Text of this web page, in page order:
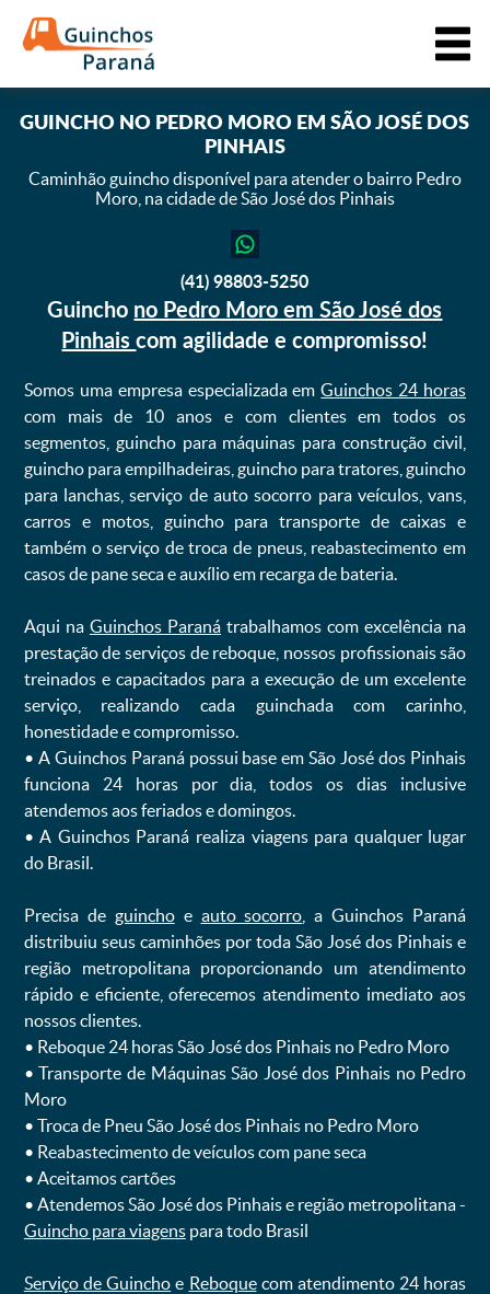
GUINCHONO PEDRO MORO EM SÃO JOSÉ DOS
PINHAIS
Caminhão guincho disponível para atender o bairro Pedro
Moro, na cidade de São José dos Pinhais
(41) 98803-5250
Guincho no Pedro Moro em São José dos
Pinhaiscom agilidade e compromisso!
Somos uma empresa especializada emGuinchos 24 horas
com mais de 10 anos e com clientes em todos os
segmentos, guincho para máquinas para construção civil,
guincho para empilhadeiras, guincho para tratores, guincho
para lanchas, serviço de auto socorro para veículos, vans,
carros e motos, guincho para transporte de caixas e
também o serviço de troca de pneus, reabastecimento em
casos de pane seca e auxílio em recarga de bateria. ㅤㅤ
Aqui na Guinchos Paranátrabalhamos com excelência na
prestação de serviços de reboque, nossos profissionais são
treinados e capacitados para a execução de um excelente
serviço, realizando cada guinchada com carinho,
honestidade e compromisso.
ㅤㅤ• A Guinchos Paraná possui base em São José dos Pinhais
funciona 24 horas por dia, todos os dias inclusive
atendemos aos feriados e domingos.
ㅤㅤ• A Guinchos Paraná realiza viagens para qualquer lugar
do Brasil.
Precisa de guinchoe auto socorro , a Guinchos Paraná
distribuiu seus caminhões por toda São José dos Pinhais e
região metropolitana proporcionando um atendimento
rápido e eficiente, oferecemos atendimento imediato aos
nossos clientes.
ㅤㅤ• Reboque 24 horas São José dos Pinhais no Pedro Moro
ㅤㅤ• Transporte de Máquinas São José dos Pinhais no Pedro
Moro
ㅤㅤ• Troca de Pneu São José dos Pinhais no Pedro Moro
ㅤㅤ• Reabastecimento de veículos com pane seca
ㅤㅤ• Aceitamos cartões
ㅤㅤ• Atendemos São José dos Pinhais e região metropolitana -
Guincho para viagenspara todo Brasil
Serviço de Guincho e Reboquecom atendimento 24 horas